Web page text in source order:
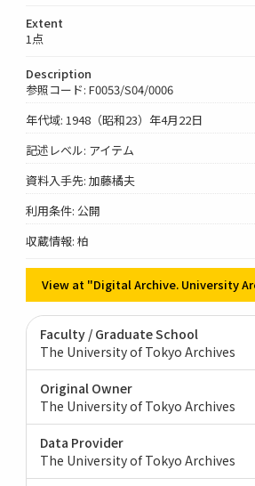
Extent
1点
Description
参照コード: F0053/S04/0006
年代域: 1948（昭和23）年4月22日
記述レベル: アイテム
資料入手先: 加藤橘夫
利用条件: 公開
収蔵情報: 柏
View at "Digital Archive. University
Faculty / Graduate School
The University of Tokyo Archives
Original Owner
The University of Tokyo Archives
Data Provider
The University of Tokyo Archives